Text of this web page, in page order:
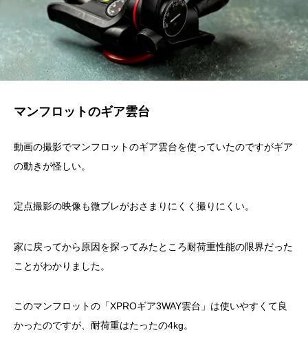
マンフロットのギア雲台
動画の撮影でマンフロットのギア雲台を使っていたのですがギア
の動きが怪しい。
定点撮影の映像も微ブレがおさまりにくく撮りにくい。
家に戻ってから原因を探ってみたところ耐荷重性能の限界だった
ことがわかりました。
このマンフロットの「XPROギア3WAY雲台」は使いやすくて良
かったのですが、耐荷重はたったの4kg。